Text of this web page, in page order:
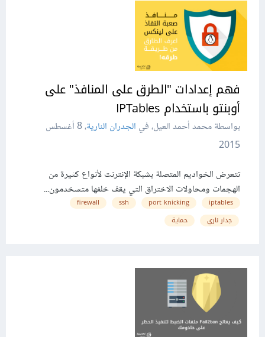
فهم إعدادات "الطرق على المنافذ" على
أوبنتو باستخدام IPTables
بواسطة محمد أحمد العيل، في الجدران النارية،
8 أغسطس
2015
تتعرض الخواديم المتصلة بشبكة الإنترنت لأنواع كثيرة من
الهجمات ومحاولات الاختراق التي يقف خلفها متسخدمون...
iptables
port knicking
ssh
firewall
جدار ناري
حماية